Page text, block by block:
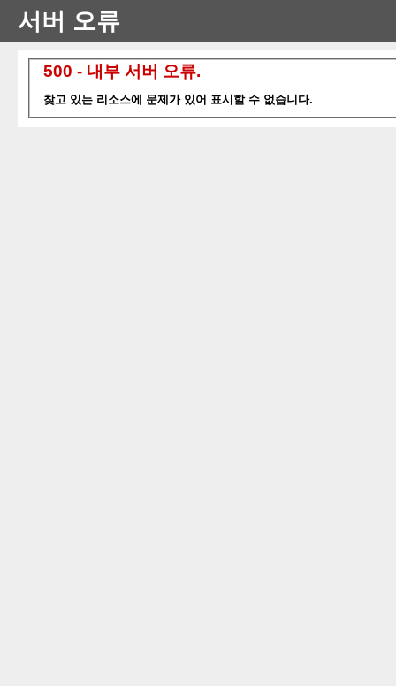
서버 오류
500 - 내부 서버 오류.
찾고 있는 리소스에 문제가 있어 표시할 수 없습니다.